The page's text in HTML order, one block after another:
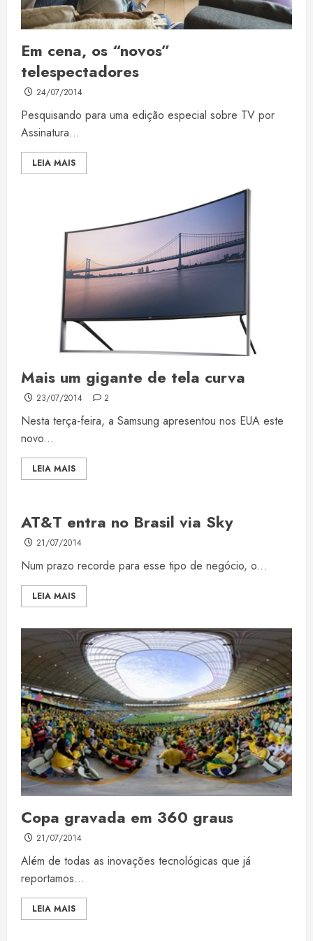
Em cena, os “novos”
telespectadores
24/07/2014
Pesquisando para uma edição especial sobre TV por
Assinatura...
LEIA MAIS
Mais um gigante de tela curva
23/07/2014 2
Nesta terça-feira, a Samsung apresentou nos EUA este
novo...
LEIA MAIS
AT&T entra no Brasil via Sky
21/07/2014
Num prazo recorde para esse tipo de negócio, o...
LEIA MAIS
Copa gravada em 360 graus
21/07/2014
Além de todas as inovações tecnológicas que já
reportamos...
LEIA MAIS